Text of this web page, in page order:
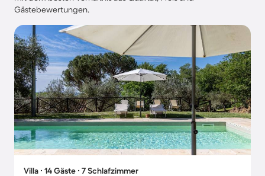
Gästebewertungen.
Villa ∙ 14 Gäste ∙ 7 Schlafzimmer